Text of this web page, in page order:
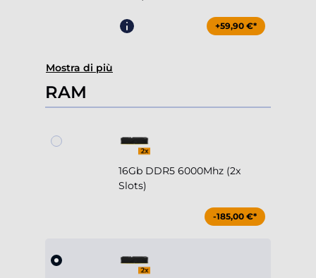
+59,90 €*
Mostra di più
RAM
16Gb DDR5 6000Mhz (2x
Slots)
-185,00 €*